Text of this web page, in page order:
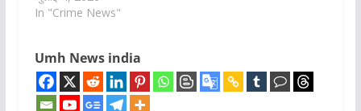
In "Crime News"
Umh News india